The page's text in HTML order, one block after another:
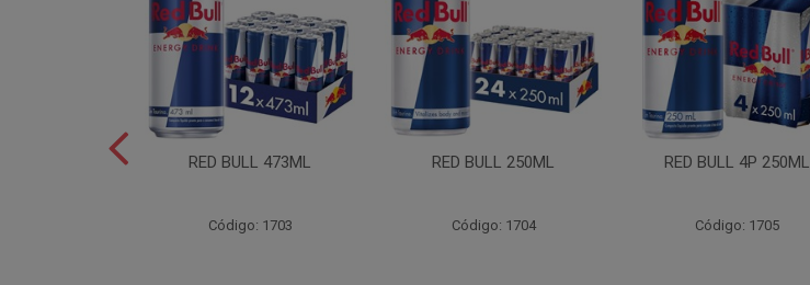
RED BULL 473ML
Código: 1703
RED BULL 250ML
Código: 1704
RED BULL 4P 250ML
Código: 1705